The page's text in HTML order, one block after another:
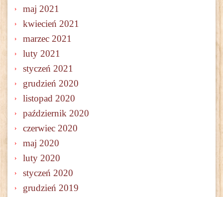
maj 2021
kwiecień 2021
marzec 2021
luty 2021
styczeń 2021
grudzień 2020
listopad 2020
październik 2020
czerwiec 2020
maj 2020
luty 2020
styczeń 2020
grudzień 2019